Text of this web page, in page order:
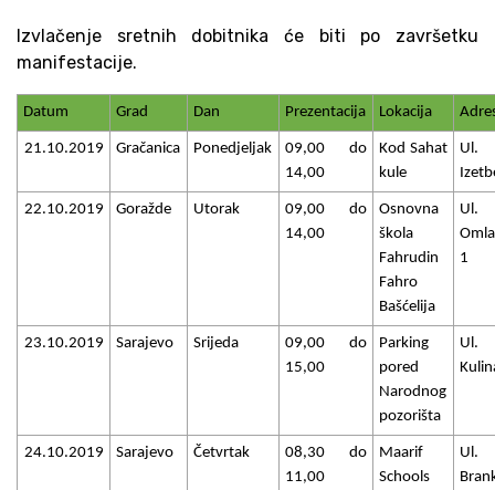
Izvlačenje sretnih dobitnika će biti po završetku
manifestacije.
Datum Grad Dan Prezentacija Lokacija
21.10.2019 Gračanica Ponedjeljak
09,00 do
14,00
Kod Sahat
kule
Ul.
22.10.2019 Goražde Utorak
09,00 do
14,00
Osnovna
škola
Fahrudin
Fahro
Bašćelija
Ul.
1
23.10.2019 Sarajevo Srijeda
09,00 do
15,00
Parking
pored
Narodnog
pozorišta
Ul.
24.10.2019 Sarajevo Četvrtak
08,30 do
11,00
Maarif
Schools
Ul.